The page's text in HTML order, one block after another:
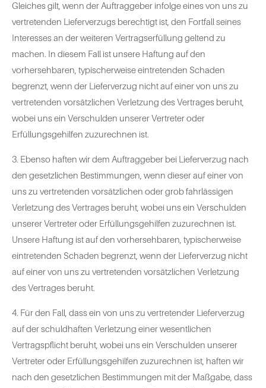
Gleiches gilt, wenn der Auftraggeber infolge eines von uns zu
vertretenden Lieferverzugs berechtigt ist, den Fortfall seines
Interesses an der weiteren Vertragserfüllung geltend zu
machen. In diesem Fall ist unsere Haftung auf den
vorhersehbaren, typischerweise eintretenden Schaden
begrenzt, wenn der Lieferverzug nicht auf einer von uns zu
vertretenden vorsätzlichen Verletzung des Vertrages beruht,
wobei uns ein Verschulden unserer Vertreter oder
Erfüllungsgehilfen zuzurechnen ist.
3. Ebenso haften wir dem Auftraggeber bei Lieferverzug nach
den gesetzlichen Bestimmungen, wenn dieser auf einer von
uns zu vertretenden vorsätzlichen oder grob fahrlässigen
Verletzung des Vertrages beruht, wobei uns ein Verschulden
unserer Vertreter oder Erfüllungsgehilfen zuzurechnen ist.
Unsere Haftung ist auf den vorhersehbaren, typischerweise
eintretenden Schaden begrenzt, wenn der Lieferverzug nicht
auf einer von uns zu vertretenden vorsätzlichen Verletzung
des Vertrages beruht.
4. Für den Fall, dass ein von uns zu vertretender Lieferverzug
auf der schuldhaften Verletzung einer wesentlichen
Vertragspflicht beruht, wobei uns ein Verschulden unserer
Vertreter oder Erfüllungsgehilfen zuzurechnen ist, haften wir
nach den gesetzlichen Bestimmungen mit der Maßgabe, dass